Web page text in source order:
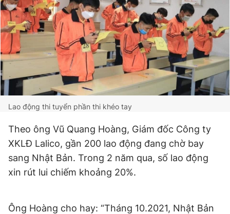
Tổng biên tập: Nguyễn Ngọc Toàn
Phó tổng biên tập thường trực: Hải Thành
Phó tổng biên tập: Lâm Hiếu Dũng
Phó tổng biên tập: Trần Việt Hưng
Tổng thư ký tòa soạn: Đức Trung
Giấy phép xuất bản số 110/GP - BTTTT cấp ngày 24.3.2020
© 2003-2026 Bản quyền thuộc về Báo Thanh Niên. Cấm sao
chép dưới mọi hình thức nếu không có sự chấp thuận bằng văn
Lao động thi tuyển phần thi khéo tay
Theo ông Vũ Quang Hoàng, Giám đốc Công ty
XKLĐ Lalico, gần 200 lao động đang chờ bay
sang Nhật Bản. Trong 2 năm qua, số lao động
xin rút lui chiếm khoảng 20%.
Ông Hoàng cho hay: “Tháng 10.2021, Nhật Bản